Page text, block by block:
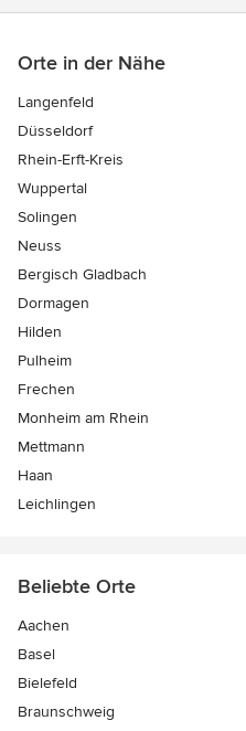
Orte in der Nähe
Langenfeld
Düsseldorf
Rhein-Erft-Kreis
Wuppertal
Solingen
Neuss
Bergisch Gladbach
Dormagen
Hilden
Pulheim
Frechen
Monheim am Rhein
Mettmann
Haan
Leichlingen
Beliebte Orte
Aachen
Basel
Bielefeld
Braunschweig